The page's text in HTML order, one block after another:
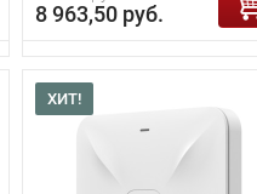
8 963,50 руб.
ХИТ!